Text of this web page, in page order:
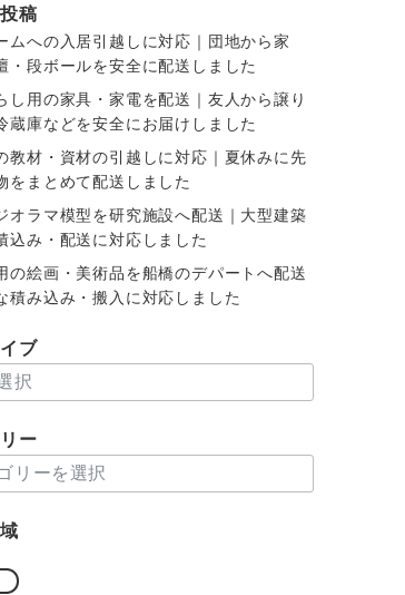
稿
ムへの入居引越しに対応｜団地から家
・段ボールを安全に配送しました
し用の家具・家電を配送｜友人から譲り
蔵庫などを安全にお届けしました
教材・資材の引越しに対応｜夏休みに先
をまとめて配送しました
オラマ模型を研究施設へ配送｜大型建築
込み・配送に対応しました
の絵画・美術品を船橋のデパートへ配送
積み込み・搬入に対応しました
ブ
ー